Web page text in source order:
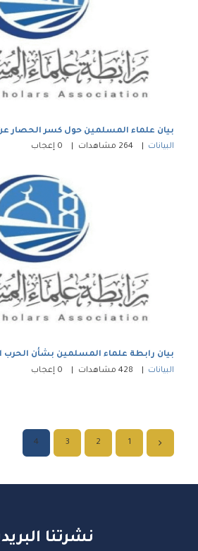
بيان علماء المسلمين حول كسر الحصار
البيانات
264 مشاهدات 0 إعجاب
بيان رابطة علماء المسلمين بشأن الحرب
البيانات
428 مشاهدات 0 إعجاب
1
2
3
4
نشرتنا